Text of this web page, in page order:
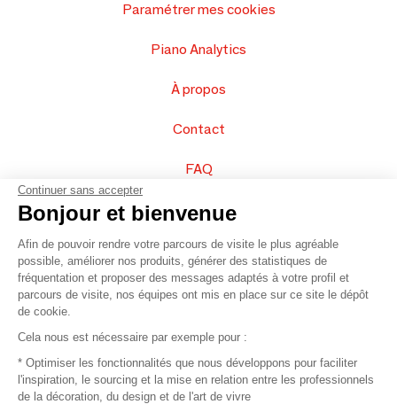
Paramétrer mes cookies
Piano Analytics
À propos
Contact
FAQ
Vendez vos produits
Plan du site
© 2016 –Organisation SAFI
Recrutement
Continuer sans accepter
Bonjour et bienvenue
Afin de pouvoir rendre votre parcours de visite le plus agréable
possible, améliorer nos produits, générer des statistiques de
fréquentation et proposer des messages adaptés à votre profil et
parcours de visite, nos équipes ont mis en place sur ce site le dépôt
de cookie.
Cela nous est nécessaire par exemple pour :
* Optimiser les fonctionnalités que nous développons pour faciliter
l'inspiration, le sourcing et la mise en relation entre les professionnels
de la décoration, du design et de l'art de vivre